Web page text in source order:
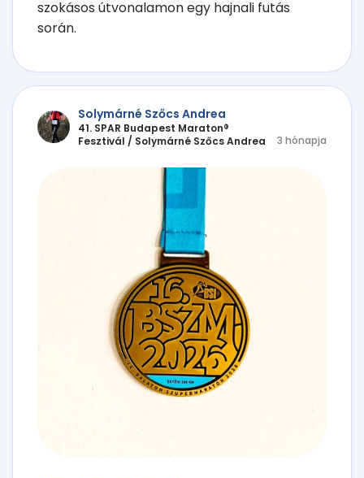
szokásos útvonalamon egy hajnali futás
során.
Solymárné Szőcs Andrea
41. SPAR Budapest Maraton®
Fesztivál / Solymárné Szőcs Andrea 3 hónapja